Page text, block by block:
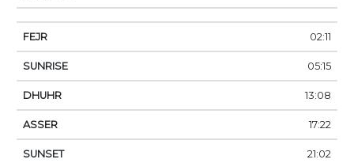
02:11
05:15
13:08
17:22
21:02